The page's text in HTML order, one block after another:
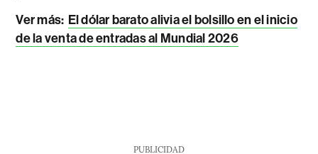
Ver más: El dólar barato alivia el bolsillo en el inicio
de la venta de entradas al Mundial 2026
PUBLICIDAD